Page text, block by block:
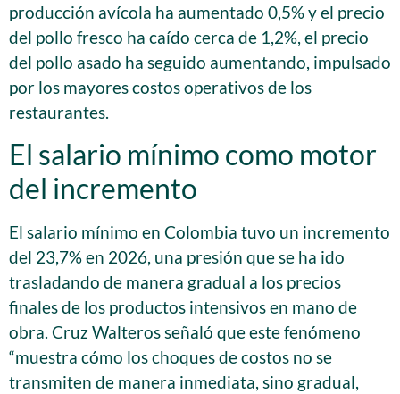
producción avícola ha aumentado 0,5% y el precio
del pollo fresco ha caído cerca de 1,2%, el precio
del pollo asado ha seguido aumentando, impulsado
por los mayores costos operativos de los
restaurantes.
El salario mínimo como motor
del incremento
El salario mínimo en Colombia tuvo un incremento
del 23,7% en 2026, una presión que se ha ido
trasladando de manera gradual a los precios
finales de los productos intensivos en mano de
obra. Cruz Walteros señaló que este fenómeno
“muestra cómo los choques de costos no se
transmiten de manera inmediata, sino gradual,